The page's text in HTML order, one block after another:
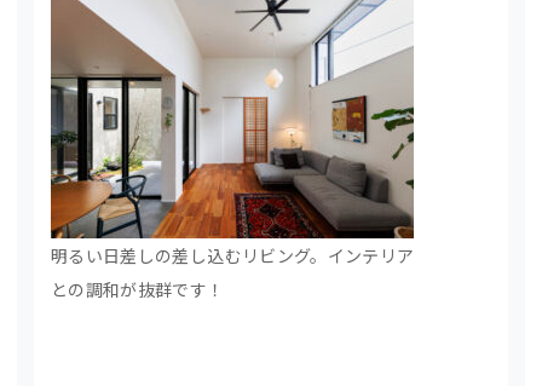
明るい日差しの差し込むリビング。インテリア
との調和が抜群です！